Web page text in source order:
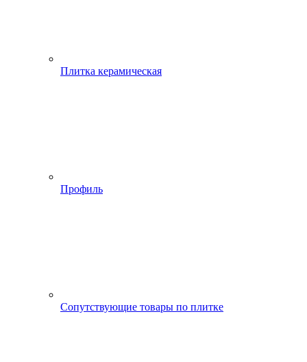
Плитка керамическая
Профиль
Сопутствующие товары по плитке